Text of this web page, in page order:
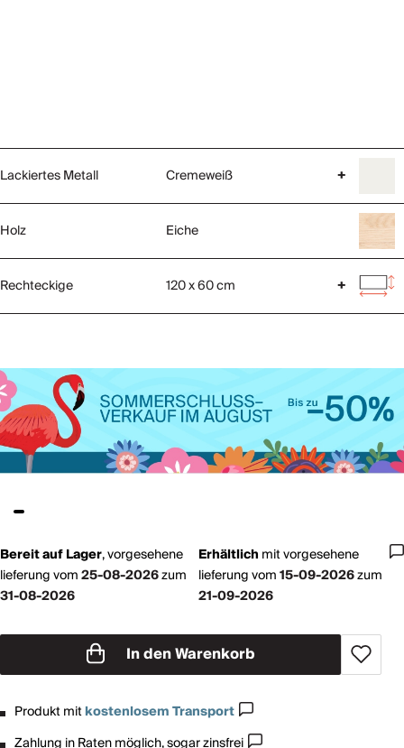
Lackiertes Metall Cremeweiß +
Holz Eiche
Rechteckige 120 x 60 cm +
Bereit auf Lager,vorgesehene
lieferung vom25-08-2026zum
31-08-2026
Erhältlich mitvorgesehene
lieferung vom15-09-2026zum
21-09-2026
In den Warenkorb
Produkt mitkostenlosem Transport
Zahlung in Raten möglich, sogar zinsfrei